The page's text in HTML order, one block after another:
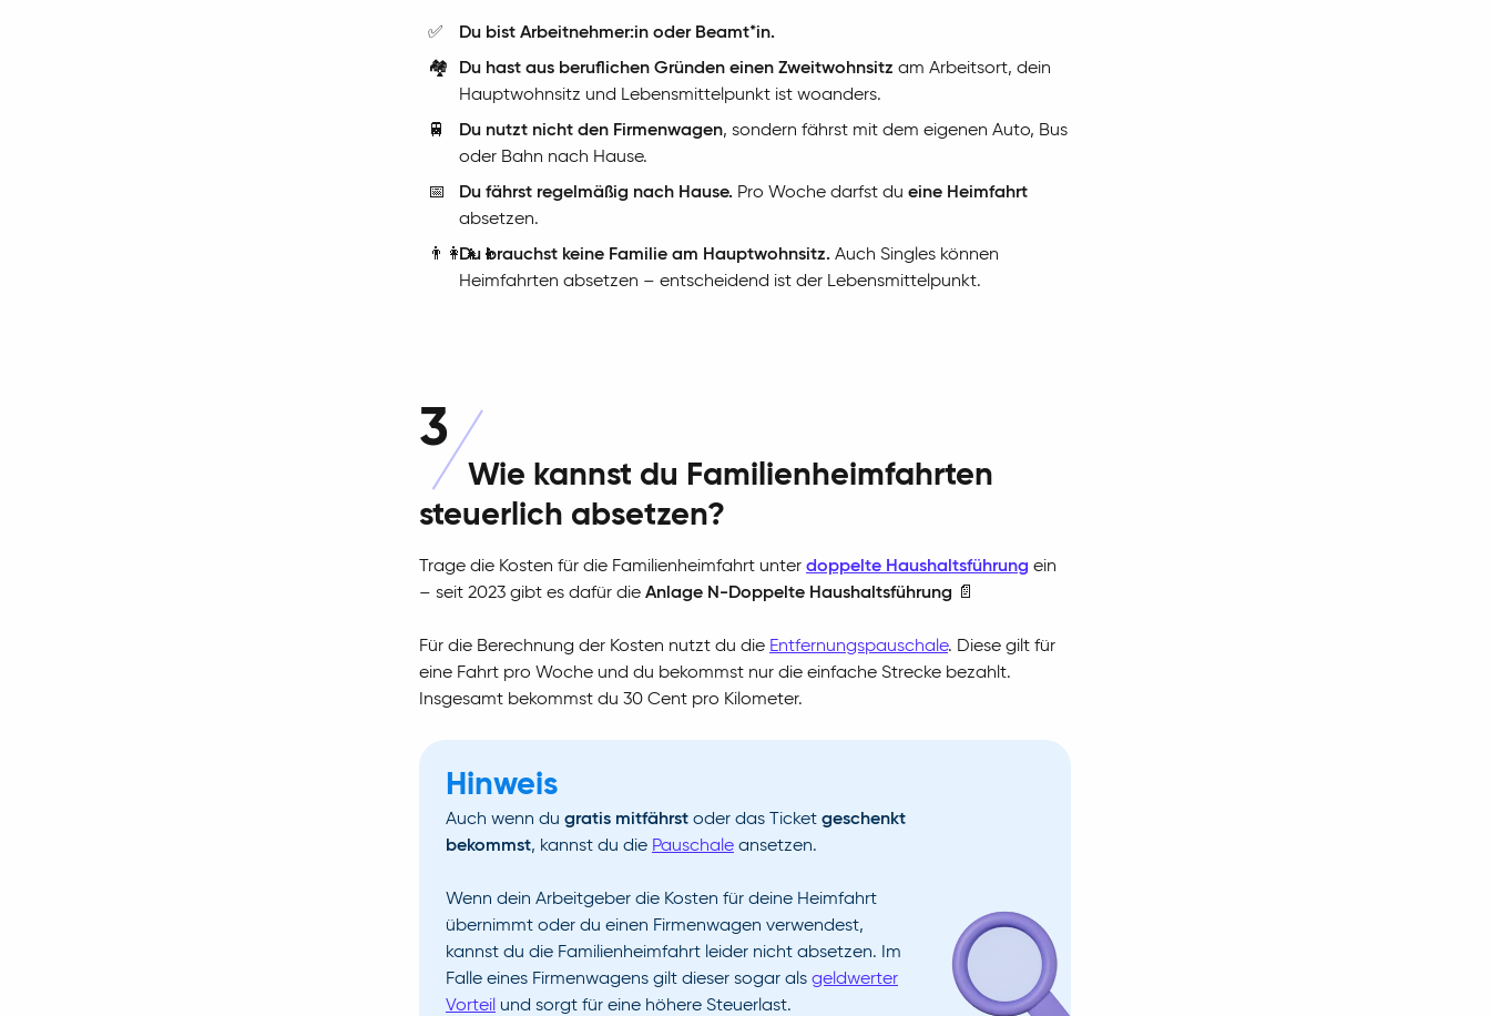
✅
Du bist Arbeitnehmer:in oder Beamt*in.
🏘️
Du hast aus beruflichen Gründen einen Zweitwohnsitz am Arbeitsort, dein
Hauptwohnsitz und Lebensmittelpunkt ist woanders.
🚆
Du nutzt nicht den Firmenwagen, sondern fährst mit dem eigenen Auto, Bus
oder Bahn nach Hause.
📅
Du fährst regelmäßig nach Hause. Pro Woche darfst du eine Heimfahrt
absetzen.
👨‍👩‍👧‍👦
Du brauchst keine Familie am Hauptwohnsitz. Auch Singles können
Heimfahrten absetzen – entscheidend ist der Lebensmittelpunkt.
3
Wie kannst du Familienheimfahrten
steuerlich absetzen?
Trage die Kosten für die Familienheimfahrt unter doppelte Haushaltsführung ein
– seit 2023 gibt es dafür die Anlage N-Doppelte Haushaltsführung 📄
Für die Berechnung der Kosten nutzt du die Entfernungspauschale. Diese gilt für
eine Fahrt pro Woche und du bekommst nur die einfache Strecke bezahlt.
Insgesamt bekommst du 30 Cent pro Kilometer.
Hinweis
Auch wenn du gratis mitfährst oder das Ticket geschenkt
bekommst, kannst du die Pauschale ansetzen.
Wenn dein Arbeitgeber die Kosten für deine Heimfahrt
übernimmt oder du einen Firmenwagen verwendest,
kannst du die Familienheimfahrt leider nicht absetzen. Im
Falle eines Firmenwagens gilt dieser sogar als geldwerter
Vorteil und sorgt für eine höhere Steuerlast.